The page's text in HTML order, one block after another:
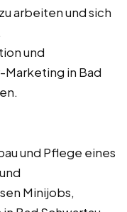
arbeiten und sich
und
in Bad
und Pflege eines
Minijobs,